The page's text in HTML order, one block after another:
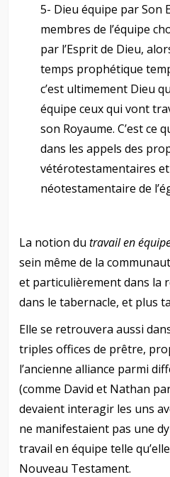
5- Dieu équipe par Son
membres de l’équipe
par l’Esprit de Dieu,
temps prophétique
c’est ultimement Dieu
équipe ceux qui vont
son Royaume. C’est ce
dans les appels des
vétérotestamentaires
néotestamentaire de
La notion dutravail en
sein même de la
et particulièrement dans la
dans le tabernacle, et plus
Elle se retrouvera aussi
triples offices de prêtre,
l’ancienne alliance parmi
(comme David et Nathan
devaient interagir les uns
ne manifestaient pas une
travail en équipe telle
Nouveau Testament.